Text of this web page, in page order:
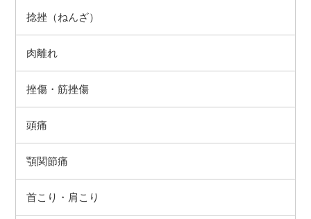
捻挫（ねんざ）
肉離れ
挫傷・筋挫傷
頭痛
顎関節痛
首こり・肩こり